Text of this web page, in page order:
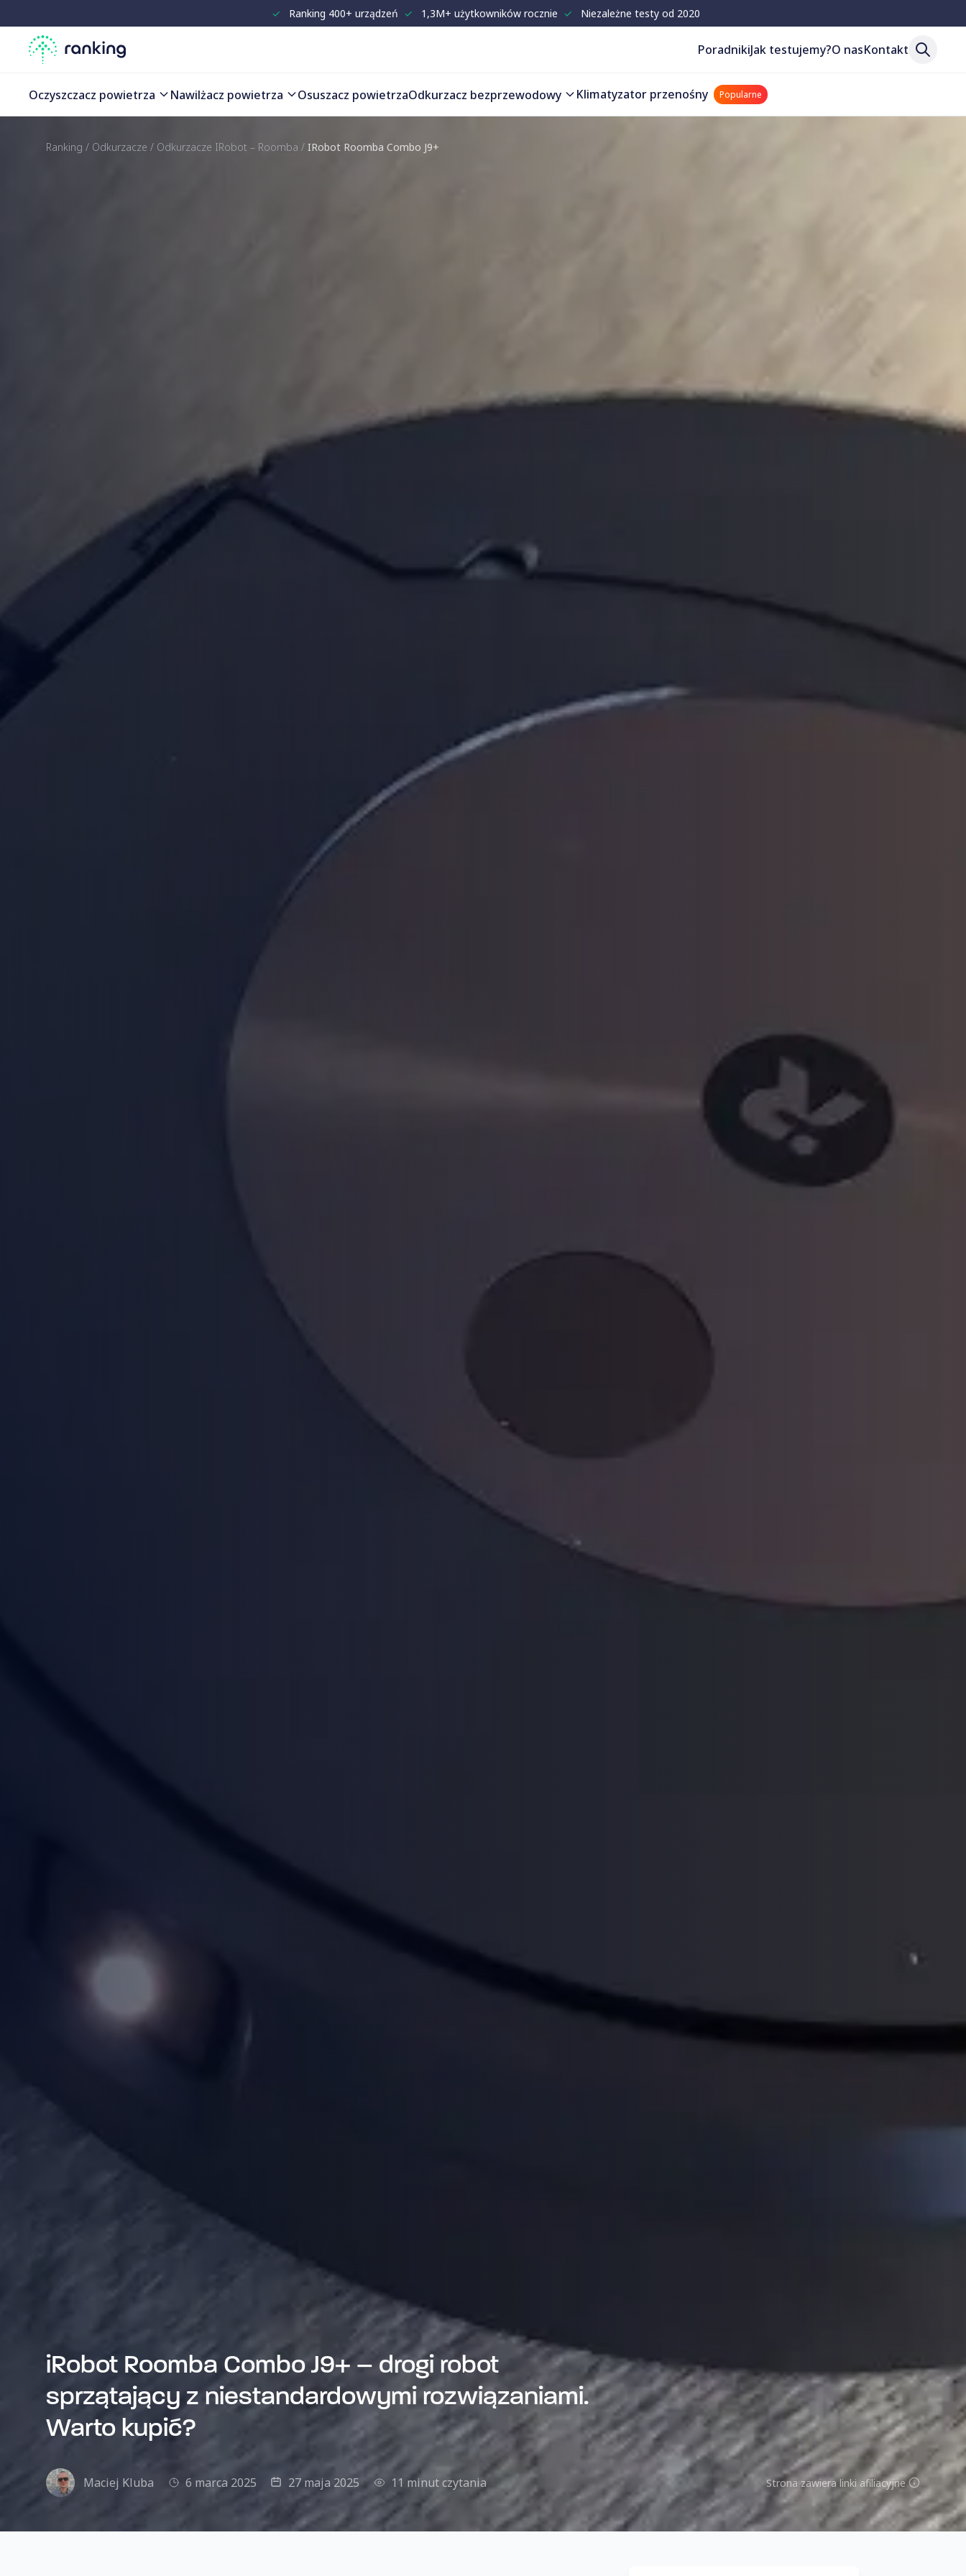
✓ Ranking 400+ urządzeń ✓ 1,3M+ użytkowników rocznie ✓ Niezależne testy od 2020
PoradnikiJak testujemy?O nasKontakt
Oczyszczacz powietrza Nawilżacz powietrza Osuszacz powietrzaOdkurzacz bezprzewodowy Klimatyzator przenośny Popularne
Ranking / Odkurzacze / Odkurzacze IRobot – Roomba / IRobot Roomba Combo J9+
iRobot Roomba Combo J9+ – drogi robot
sprzątający z niestandardowymi rozwiązaniami.
Warto kupić?
Maciej Kluba 6 marca 2025 27 maja 2025 11 minut czytania Strona zawiera linki afiliacyjne